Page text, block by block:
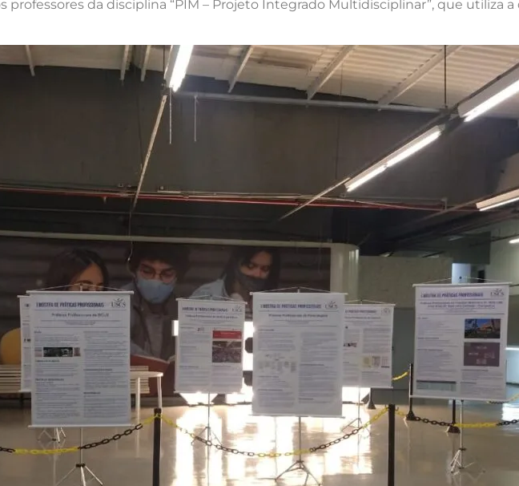
professores da disciplina “PIM – Projeto Integrado Multidisciplinar”, que utiliza a